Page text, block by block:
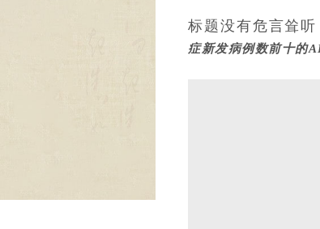
标题没有危言耸
症新发病例数前十的